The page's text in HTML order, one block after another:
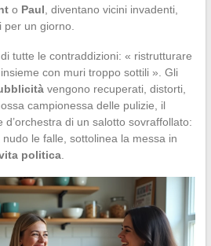
o Paul , diventano vicini invadenti,
un giorno.
tutte le contraddizioni: « ristrutturare
con muri troppo sottili ». Gli
vengono recuperati, distorti,
campionessa delle pulizie, il
di un salotto sovraffollato:
le falle, sottolinea la messa in
politica.